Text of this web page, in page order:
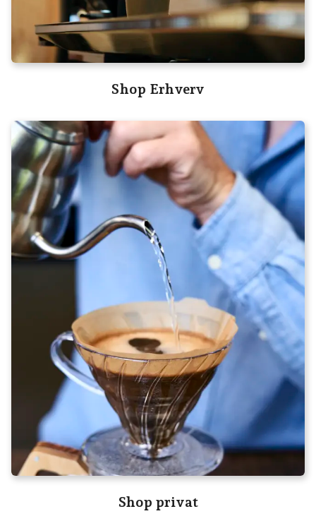
Shop Erhverv
Shop privat